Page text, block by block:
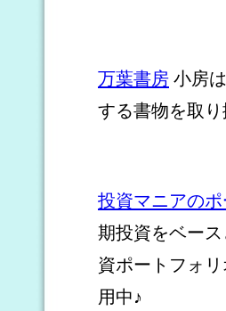
万葉書房 小房
する書物を取り
投資マニアの
期投資をベー
資ポートフォ
用中♪